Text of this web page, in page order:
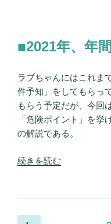
有
人
逮
捕、
名
前
「木」
は
■2021年、年
ラブちゃんにはこれま
件予知」をしてもらっ
もらう予定だが、今回
「危険ポイント」を挙
の解説である。
“2021
「年
間・
続きを読む